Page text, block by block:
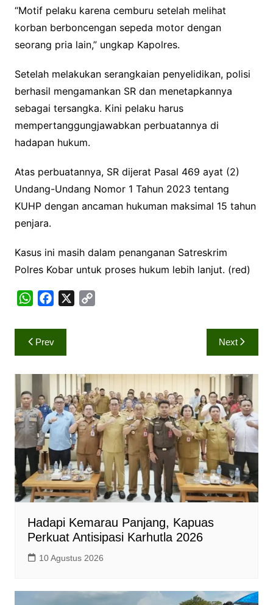
“Motif pelaku karena cemburu setelah melihat
korban berboncengan sepeda motor dengan
seorang pria lain,” ungkap Kapolres.
Setelah melakukan serangkaian penyelidikan, polisi
berhasil mengamankan SR dan menetapkannya
sebagai tersangka. Kini pelaku harus
mempertanggungjawabkan perbuatannya di
hadapan hukum.
Atas perbuatannya, SR dijerat Pasal 469 ayat (2)
Undang-Undang Nomor 1 Tahun 2023 tentang
KUHP dengan ancaman hukuman maksimal 15 tahun
penjara.
Kasus ini masih dalam penanganan Satreskrim
Polres Kobar untuk proses hukum lebih lanjut. (red)
W
a
t
A
p
p
c
e
o
o
k
i
n
k
Navigasi
pos
Prev Next
Hadapi Kemarau Panjang, Kapuas
Perkuat Antisipasi Karhutla 2026
10 Agustus 2026